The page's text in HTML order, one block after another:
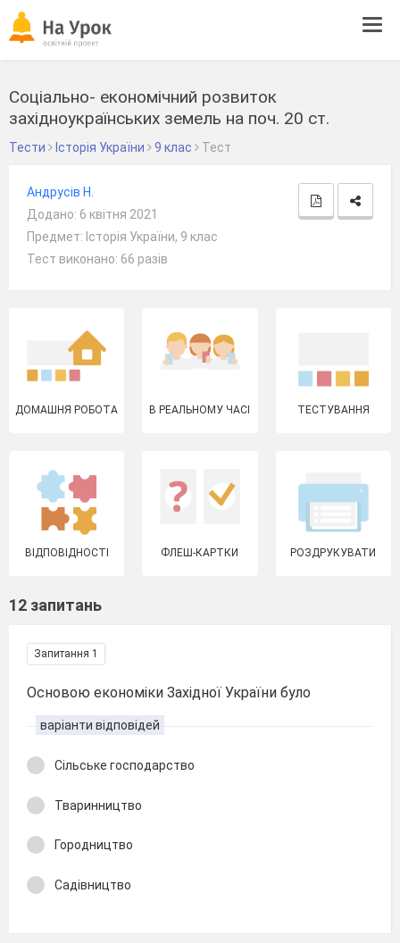
Соціально- економічний розвиток
західноукраїнських земель на поч. 20 ст.
Тести Історія України 9 клас Тест
Андрусів Н.
Додано: 6 квітня 2021
Предмет: Історія України, 9 клас
Тест виконано: 66 разів
ДОМАШНЯ РОБОТА В РЕАЛЬНОМУ ЧАСІ ТЕСТУВАННЯ
ВІДПОВІДНОСТІ ФЛЕШ-КАРТКИ РОЗДРУКУВАТИ
12 запитань
Запитання 1
Основою економіки Західної України було
варіанти відповідей
Сільське господарство
Тваринництво
Городництво
Садівництво